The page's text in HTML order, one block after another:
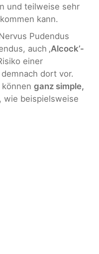
und teilweise sehr
kann.
Pudendus
auch ‚Alcock’-
einer
dort vor.
ganz simple,
wie beispielsweise